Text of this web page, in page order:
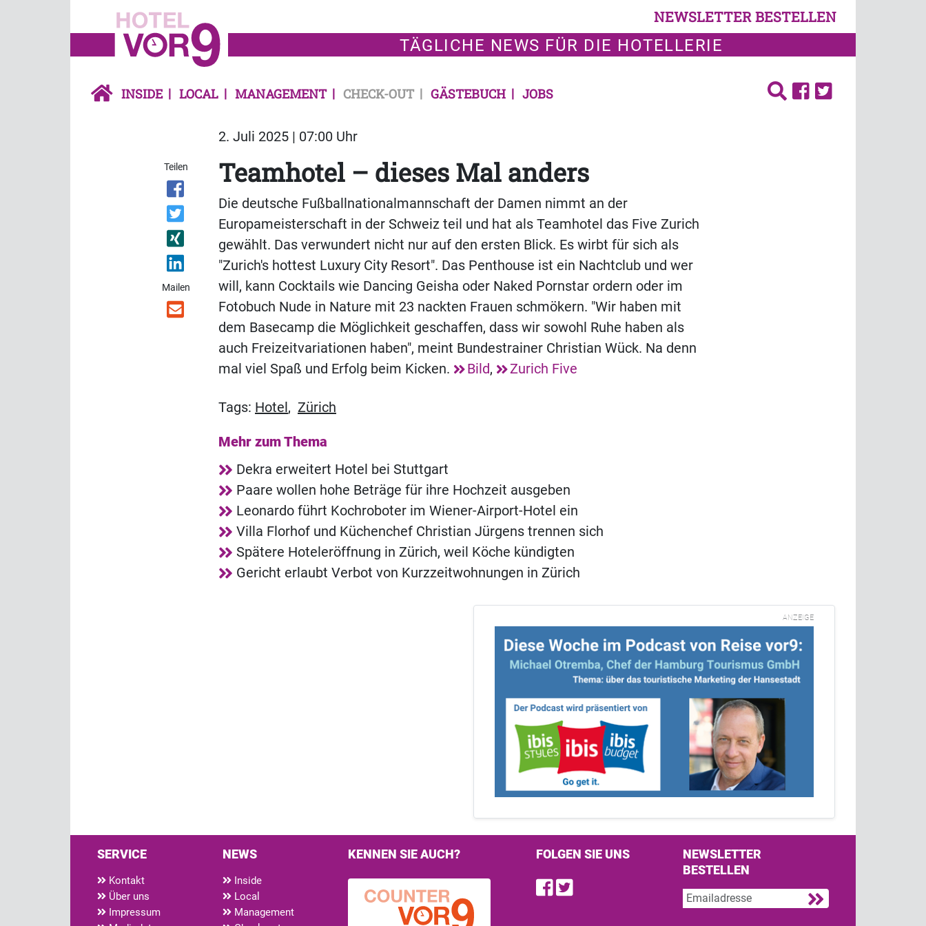
NEWSLETTER BESTELLEN
TÄGLICHE NEWS FÜR DIE HOTELLERIE
INSIDE LOCAL MANAGEMENT CHECK-OUT GÄSTEBUCH JOBS
2. Juli 2025 | 07:00 Uhr
Teilen
Mailen
Teamhotel – dieses Mal anders
Die deutsche Fußballnationalmannschaft der Damen nimmt an der
Europameisterschaft in der Schweiz teil und hat als Teamhotel das Five Zurich
gewählt. Das verwundert nicht nur auf den ersten Blick. Es wirbt für sich als
"Zurich's hottest Luxury City Resort". Das Penthouse ist ein Nachtclub und wer
will, kann Cocktails wie Dancing Geisha oder Naked Pornstar ordern oder im
Fotobuch Nude in Nature mit 23 nackten Frauen schmökern. "Wir haben mit
dem Basecamp die Möglichkeit geschaffen, dass wir sowohl Ruhe haben als
auch Freizeitvariationen haben", meint Bundestrainer Christian Wück. Na denn
mal viel Spaß und Erfolg beim Kicken.
Bild, Zurich Five
Tags: Hotel , Zürich
Mehr zum Thema
Dekra erweitert Hotel bei Stuttgart
Paare wollen hohe Beträge für ihre Hochzeit ausgeben
Leonardo führt Kochroboter im Wiener-Airport-Hotel ein
Villa Florhof und Küchenchef Christian Jürgens trennen sich
Spätere Hoteleröffnung in Zürich, weil Köche kündigten
Gericht erlaubt Verbot von Kurzzeitwohnungen in Zürich
ANZEIGE
SERVICE
Kontakt
Über uns
Impressum
NEWS
Inside
Local
Management
KENNEN SIE AUCH? FOLGEN SIE UNS
Find us on Facebook
Follow us on Twitter
NEWSLETTER
BESTELLEN